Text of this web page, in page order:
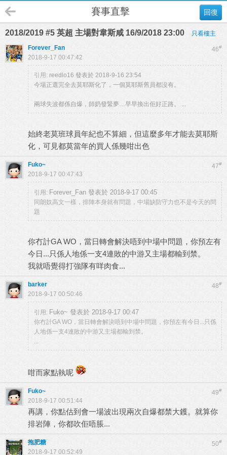
回復
賽事直擊
2018/2019 #5 英超 主場對韋斯咸 16/9/2018 23:00 只看樓主
46#
Forever_Fan
2018-9-17 00:47:42
引用: reedlo16 發表於 2018-9-16 23:54
今場正選完全去莫耶斯化了，一個莫耶斯舊員都沒有。
兩球失波都係自爆，師奶發緊夢…早早換出佢好正路。 ...
始終老莫班球員年紀也不算細，但這麼多年才能去莫耶斯
化，可見都莫當年的買人係幾咁出色
47#
Fuko~
2018-9-17 00:47:43
引用: Forever_Fan 發表於 2018-9-17 00:45
同朗奴高文一樣，排陣本身就有問題，中場缺防守力也不是今天的問
題
你冇計GA WO，當日轉會解決唔到中場中問題，你預左有
今日...只係人地係一支4連敗的中游又主場都輸到禁。
我就唔覺得打強隊有咩肉食...
48#
barker
2018-9-17 00:50:46
引用: Fuko~ 發表於 2018-9-17 00:47
你冇計GA WO，當日轉會解決唔到中場中問題，你預左有今日...只係
人地係一支4連敗的中游又主場都輸到禁。
...
咁而家點執呢
49#
Fuko~
2018-9-17 00:51:44
再講，你點估到會一場波出現兩次自爆都禁大鑊。就算你
排岩陣，你都吹佢唔脹...
50#
拖肥糖
2018-9-17 00:52:49